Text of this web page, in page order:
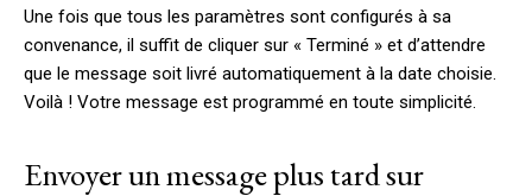
Une fois que tous les paramètres sont configurés à sa
convenance, il suffit de cliquer sur « Terminé » et d’attendre
que le message soit livré automatiquement à la date choisie.
Voilà ! Votre message est programmé en toute simplicité.
Envoyer un message plus tard sur